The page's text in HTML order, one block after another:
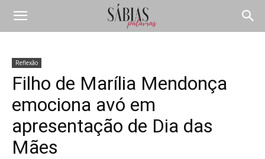
Reflexão
Filho de Marília Mendonça
emociona avó em
apresentação de Dia das
Mães